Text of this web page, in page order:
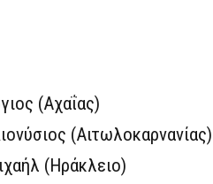
(Αχαΐας)
(Αιτωλοκαρνανίας)
(Ηράκλειο)